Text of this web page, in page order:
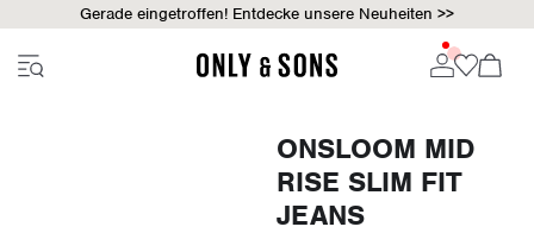
Gerade eingetroffen! Entdecke unsere Neuheiten >>
ONSLOOM MID
RISE SLIM FIT
JEANS